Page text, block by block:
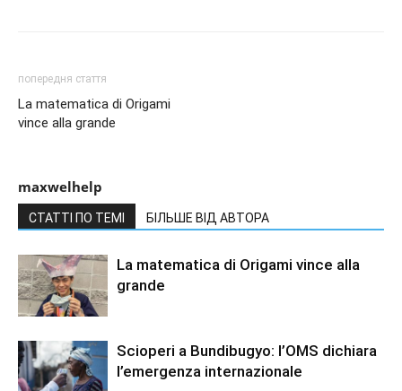
попередня стаття
La matematica di Origami
vince alla grande
maxwelhelp
СТАТТІ ПО ТЕМІ БІЛЬШЕ ВІД АВТОРА
La matematica di Origami vince alla
grande
Scioperi a Bundibugyo: l’OMS dichiara
l’emergenza internazionale